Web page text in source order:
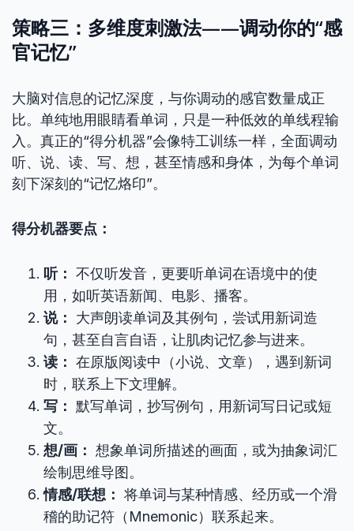
策略三：多维度刺激法——调动你的“感
官记忆”
大脑对信息的记忆深度，与你调动的感官数量成正
比。单纯地用眼睛看单词，只是一种低效的单线程输
入。真正的“得分机器”会像特工训练一样，全面调动
听、说、读、写、想，甚至情感和身体，为每个单词
刻下深刻的“记忆烙印”。
得分机器要点：
听： 不仅听发音，更要听单词在语境中的使
用，如听英语新闻、电影、播客。
说：
大声朗读单词及其例句，尝试用新词造
句，甚至自言自语，让肌肉记忆参与进来。
读： 在原版阅读中（小说、文章），遇到新词
时，联系上下文理解。
写： 默写单词，抄写例句，用新词写日记或短
文。
想/画： 想象单词所描述的画面，或为抽象词汇
绘制思维导图。
情感/联想： 将单词与某种情感、经历或一个滑
稽的助记符（Mnemonic）联系起来。